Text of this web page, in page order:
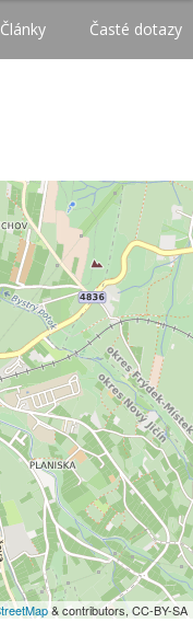
Články Časté dotazy
& contributors, CC-BY-SA